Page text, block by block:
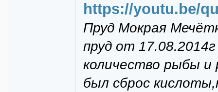
https://youtu.be/
Пруд Мокрая
пруд от
количество рыбы и
был сброс